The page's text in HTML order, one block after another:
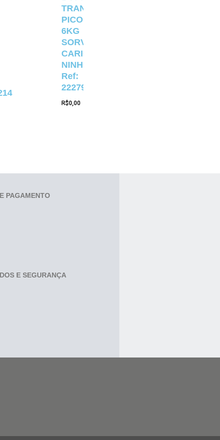
TRANSPARENTE
PICOLÉ
6KG
SORVETERIA
CARIOCA
NINHO
Ref:
22279
R$0,00
PAGAMENTO
E SEGURANÇA